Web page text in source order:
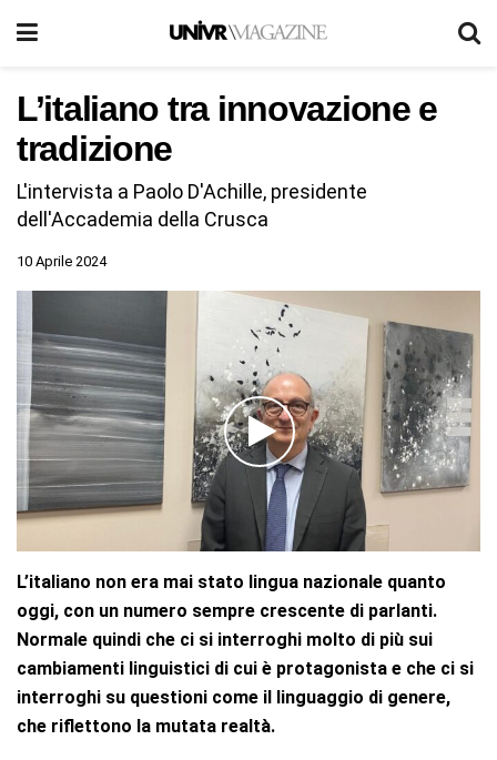
L’italiano tra innovazione e
tradizione
L'intervista a Paolo D'Achille, presidente
dell'Accademia della Crusca
10 Aprile 2024
L’italiano non era mai stato lingua nazionale quanto
oggi, con un numero sempre crescente di parlanti.
Normale quindi che ci si interroghi molto di più sui
cambiamenti linguistici di cui è protagonista e che ci si
interroghi su questioni come il linguaggio di genere,
che riflettono la mutata realtà.